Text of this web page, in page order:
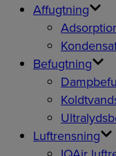
Affugtning
Befugtning
Luftrensning